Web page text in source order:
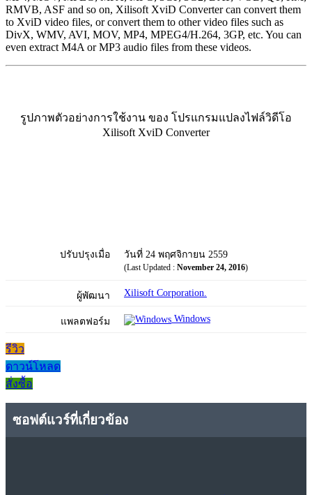
RMVB, ASF and so on, Xilisoft XviD Converter can convert them
to XviD video files, or convert them to other video files such as
DivX, WMV, AVI, MOV, MP4, MPEG4/H.264, 3GP, etc. You can
even extract M4A or MP3 audio files from these videos.
รูปภาพตัวอย่างการใช้งาน ของ โปรแกรมแปลงไฟล์วิดีโอ
Xilisoft XviD Converter
ปรับปรุงเมื่อ วันที่ 24 พฤศจิกายน 2559
(Last Updated : November 24, 2016)
ผู้พัฒนา Xilisoft Corporation.
แพลตฟอร์ม Windows
รีวิว
ดาวน์โหลด
สั่งซื้อ
ซอฟต์แวร์ที่เกี่ยวข้อง